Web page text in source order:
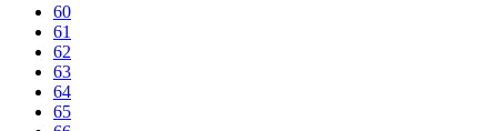
60
61
62
63
64
65